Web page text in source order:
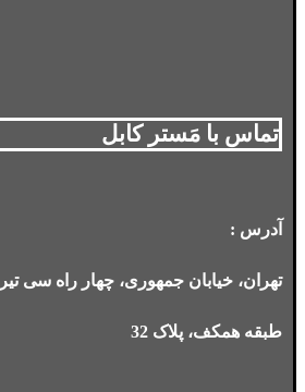
تماس با مَستر کابل
آدرس :
تهران، خیابان جمهوری، چهار راه سی
طبقه همکف، پلاک 32